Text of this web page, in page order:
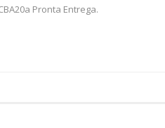
Pronta Entrega.